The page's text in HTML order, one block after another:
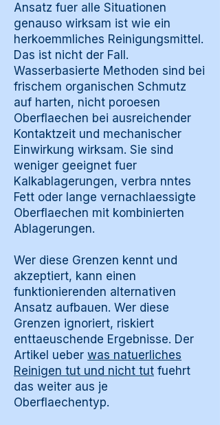
Ansatz fuer alle Situationen
genauso wirksam ist wie ein
herkoemmliches Reinigungsmittel.
Das ist nicht der Fall.
Wasserbasierte Methoden sind bei
frischem organischen Schmutz
auf harten, nicht poroesen
Oberflaechen bei ausreichender
Kontaktzeit und mechanischer
Einwirkung wirksam. Sie sind
weniger geeignet fuer
Kalkablagerungen, verbra nntes
Fett oder lange vernachlaessigte
Oberflaechen mit kombinierten
Ablagerungen.
Wer diese Grenzen kennt und
akzeptiert, kann einen
funktionierenden alternativen
Ansatz aufbauen. Wer diese
Grenzen ignoriert, riskiert
enttaeuschende Ergebnisse. Der
Artikel ueber was natuerliches
Reinigen tut und nicht tut fuehrt
das weiter aus je
Oberflaechentyp.